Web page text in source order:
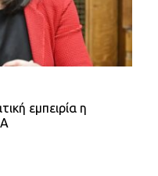
εμπειρία η